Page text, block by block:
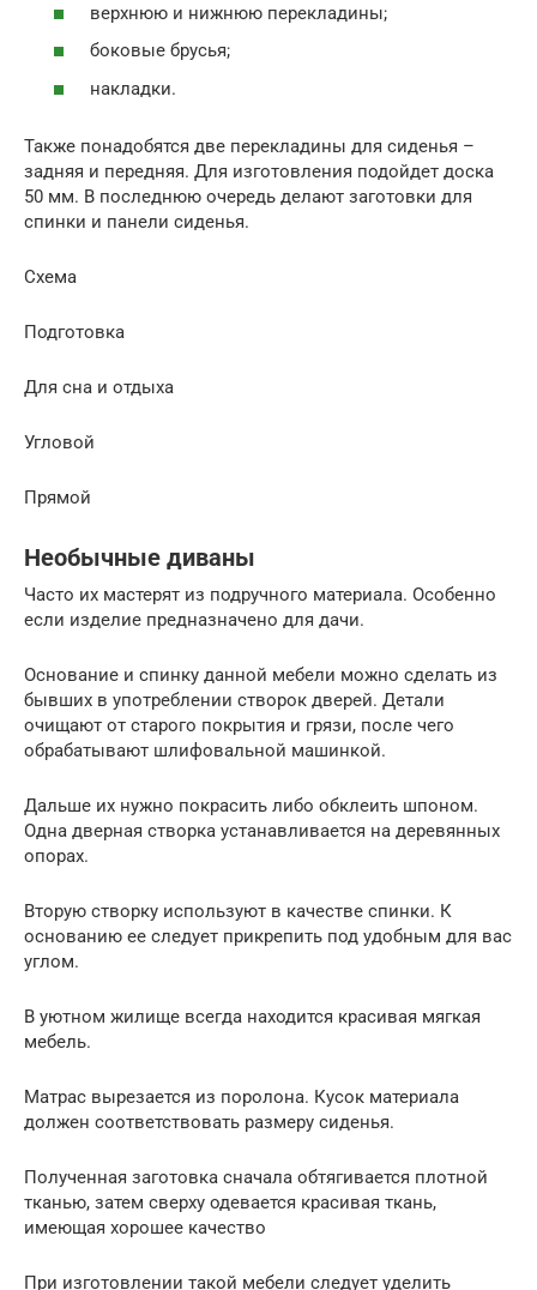
верхнюю и нижнюю перекладины;
боковые брусья;
накладки.
Также понадобятся две перекладины для сиденья –
задняя и передняя. Для изготовления подойдет доска
50 мм. В последнюю очередь делают заготовки для
спинки и панели сиденья.
Схема
Подготовка
Для сна и отдыха
Угловой
Прямой
Необычные диваны
Часто их мастерят из подручного материала. Особенно
если изделие предназначено для дачи.
Основание и спинку данной мебели можно сделать из
бывших в употреблении створок дверей. Детали
очищают от старого покрытия и грязи, после чего
обрабатывают шлифовальной машинкой.
Дальше их нужно покрасить либо обклеить шпоном.
Одна дверная створка устанавливается на деревянных
опорах.
Вторую створку используют в качестве спинки. К
основанию ее следует прикрепить под удобным для вас
углом.
В уютном жилище всегда находится красивая мягкая
мебель.
Матрас вырезается из поролона. Кусок материала
должен соответствовать размеру сиденья.
Полученная заготовка сначала обтягивается плотной
тканью, затем сверху одевается красивая ткань,
имеющая хорошее качество
При изготовлении такой мебели следует уделить